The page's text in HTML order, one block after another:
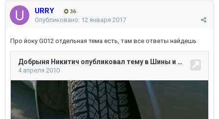
URRY 36
Опубликовано: 12 января 2017
Про йоку G012 отдельная тема есть, там все ответы найдешь